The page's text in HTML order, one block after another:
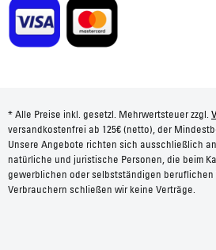
* Alle Preise inkl. gesetzl. Mehrwertsteuer zzgl.
versandkostenfrei ab 125€ (netto), der
Unsere Angebote richten sich ausschließlich
natürliche und juristische Personen, die beim
gewerblichen oder selbstständigen
Verbrauchern schließen wir keine Verträge.